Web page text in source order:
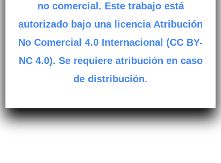
no comercial. Este trabajo está
autorizado bajo una licencia Atribución
No Comercial 4.0 Internacional (CC BY-
NC 4.0). Se requiere atribución en caso
de distribución.